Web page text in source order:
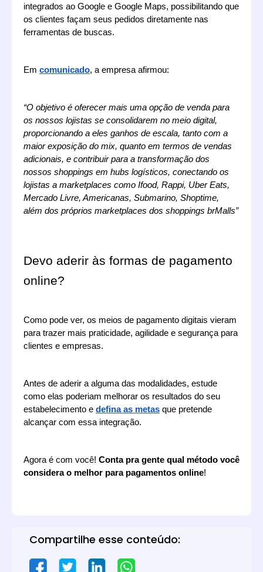
integrados ao Google e Google Maps, possibilitando que
os clientes façam seus pedidos diretamente nas
ferramentas de buscas.
Em comunicado, a empresa afirmou:
“O objetivo é oferecer mais uma opção de venda para
os nossos lojistas se consolidarem no meio digital,
proporcionando a eles ganhos de escala, tanto com a
maior exposição do mix, quanto em termos de vendas
adicionais, e contribuir para a transformação dos
nossos shoppings em hubs logísticos, conectando os
lojistas a marketplaces como Ifood, Rappi, Uber Eats,
Mercado Livre, Americanas, Submarino, Shoptime,
além dos próprios marketplaces dos shoppings brMalls”
Devo aderir às formas de pagamento
online?
Como pode ver, os meios de pagamento digitais vieram
para trazer mais praticidade, agilidade e segurança para
clientes e empresas.
Antes de aderir a alguma das modalidades, estude
como elas poderiam melhorar os resultados do seu
estabelecimento e defina as metas que pretende
alcançar com essa integração.
Agora é com você! Conta pra gente qual método você
considera o melhor para pagamentos online!
Compartilhe esse conteúdo: